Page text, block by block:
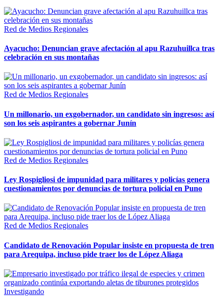
Red de Medios Regionales
Ayacucho: Denuncian grave afectación al apu Razuhuillca tras
celebración en sus montañas
Red de Medios Regionales
Un millonario, un exgobernador, un candidato sin ingresos: así
son los seis aspirantes a gobernar Junín
Red de Medios Regionales
Ley Rospigliosi de impunidad para militares y policías genera
cuestionamientos por denuncias de tortura policial en Puno
Red de Medios Regionales
Candidato de Renovación Popular insiste en propuesta de tren
para Arequipa, incluso pide traer los de López Aliaga
Investigando